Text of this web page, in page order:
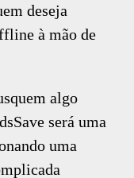
deseja
à mão de
algo
será uma
uma